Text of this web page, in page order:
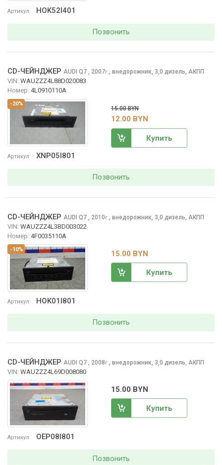
Артикул HOK52I401
Позвонить
-20%
Артикул XNP05I801
CD-ЧЕЙНДЖЕР AUDI Q7 , 2007г., внедорожник, 3,0 дизель, АКПП
VIN: WAUZZZ4L88D020083
Номер: 4L0910110A
15.00 BYN
12.00 BYN
Купить
Позвонить
-10%
Артикул HOK01I801
CD-ЧЕЙНДЖЕР AUDI Q7 , 2010г. внедорожник, 3,0 дизель, АКПП
VIN: WAUZZZ4L3BD003022
Номер: 4F0035110A
15.00 BYN
Купить
Позвонить
Артикул OEP08I801
CD-ЧЕЙНДЖЕР AUDI Q7 , 2008г. внедорожник, 3,0 дизель, АКПП
VIN: WAUZZZ4L69D008080
15.00 BYN
Купить
Позвонить